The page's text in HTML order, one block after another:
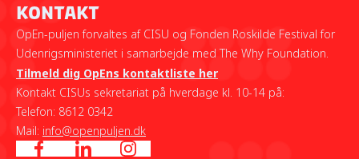
Kontakt
OpEn-puljen forvaltes af CISU og Fonden Roskilde Festival for
Udenrigsministeriet i samarbejde med The Why Foundation.
Tilmeld dig OpEns kontaktliste her
Kontakt CISUs sekretariat på hverdage kl. 10-14 på:
Telefon: 8612 0342
Mail: info@openpuljen.dk